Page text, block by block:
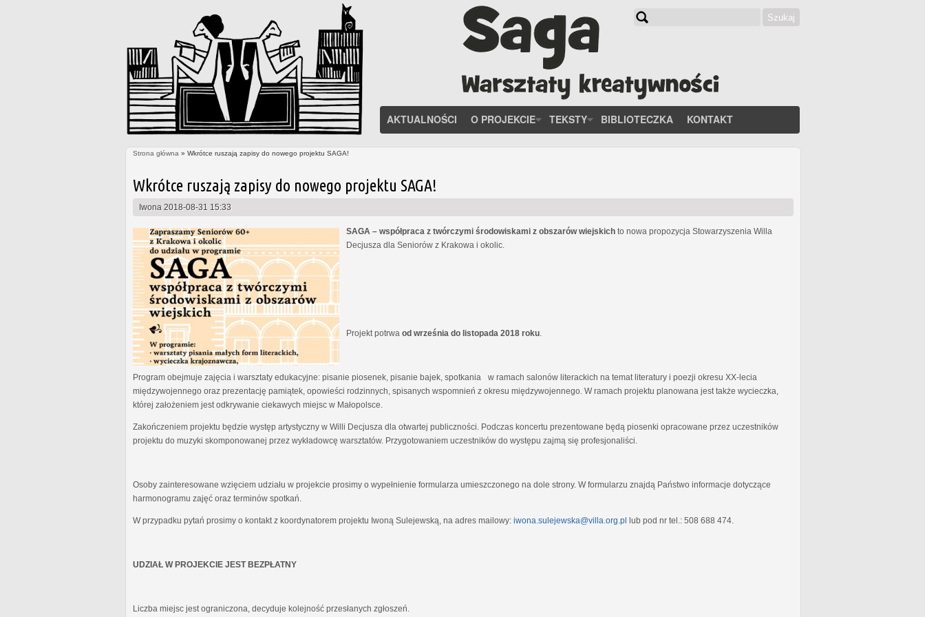
Szukaj
AKTUALNOŚCI O PROJEKCIE TEKSTY BIBLIOTECZKA KONTAKT
Strona główna » Wkrótce ruszają zapisy do nowego projektu SAGA!
Wkrótce ruszają zapisy do nowego projektu SAGA!
Iwona 2018-08-31 15:33
SAGA – współpraca z twórczymi środowiskami z obszarów wiejskich to nowa propozycja Stowarzyszenia Willa
Decjusza dla Seniorów z Krakowa i okolic.
Projekt potrwa od września do listopada 2018 roku
Program obejmuje zajęcia i warsztaty edukacyjne: pisanie piosenek, pisanie bajek, spotkania w ramach salonów literackich na temat literatury i poezji okresu XX-lecia
międzywojennego oraz prezentację pamiątek, opowieści rodzinnych, spisanych wspomnień z okresu międzywojennego. W ramach projektu planowana jest także wycieczka,
której założeniem jest odkrywanie ciekawych miejsc w Małopolsce.
Zakończeniem projektu będzie występ artystyczny w Willi Decjusza dla otwartej publiczności. Podczas koncertu prezentowane będą piosenki opracowane przez uczestników
projektu do muzyki skomponowanej przez wykładowcę warsztatów. Przygotowaniem uczestników do występu zajmą się profesjonaliści.
Osoby zainteresowane wzięciem udziału w projekcie prosimy o wypełnienie formularza umieszczonego na dole strony. W formularzu znajdą Państwo informacje dotyczące
harmonogramu zajęć oraz terminów spotkań.
W przypadku pytań prosimy o kontakt z koordynatorem projektu Iwoną Sulejewską, na adres mailowy: iwona.sulejewska@villa.org.pl lub pod nr tel.: 508 688 474.
UDZIAŁ W PROJEKCIE JEST BEZPŁATNY
Liczba miejsc jest ograniczona, decyduje kolejność przesłanych zgłoszeń.